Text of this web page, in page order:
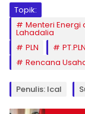
Topik:
Menteri Energi
Lahadalia
PLN
PT.PLN
Rencana
Penulis: Ical